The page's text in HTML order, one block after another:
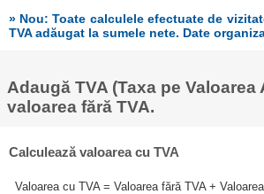
» Nou: Toate calculele efectuate de
TVA adăugat la sumele nete. Date
Adaugă TVA (Taxa pe Valoarea
valoarea fără TVA.
Calculează valoarea cu TVA
Valoarea cu TVA = Valoarea fără TVA +